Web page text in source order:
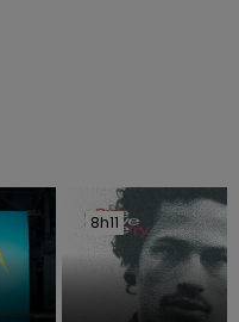
8h11
8h11